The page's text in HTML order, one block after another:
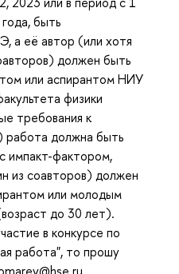
быть
а её автор (или хотя
должен быть
или аспирантом НИУ
физики
требования к
работа должна быть
импакт-фактором,
из соавторов) должен
или молодым
до 30 лет).
в конкурсе по
работа", то прошу